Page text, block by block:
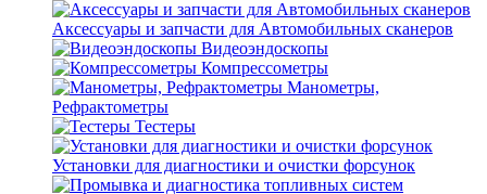
Аксессуары и запчасти для Автомобильных сканеров
Видеоэндоскопы
Компрессометры
Манометры,
Рефрактометры
Тестеры
Установки для диагностики и очистки форсунок